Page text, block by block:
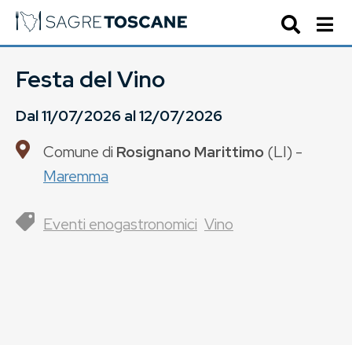
Festa del Vino
Dal11/07/2026al12/07/2026
Comune di Rosignano Marittimo(LI) -
Maremma
Eventi enogastronomici Vino